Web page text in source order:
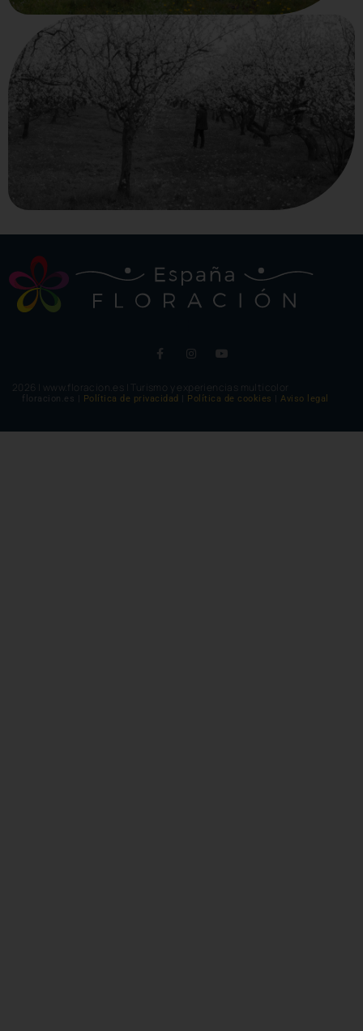
2026 | www.floracion.es | Turismo y experiencias multicolor
floracion.es | Política de privacidad Política de cookies |Aviso legal